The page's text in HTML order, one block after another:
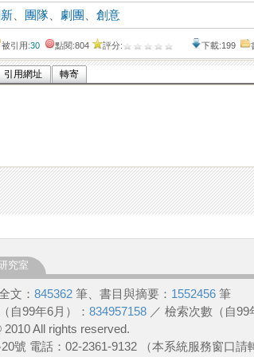
團隊 劇團 、創意
被引用:30 點閱:804 評分: 下載:199
引用網址 轉寄
究室
文： 845362 筆、書目與摘要： 1552456 筆
自99年6月）： 834957158 ／ 檢索次數（自99
All rights reserved.
號 電話：02-2361-9132 （本系統服務窗口請